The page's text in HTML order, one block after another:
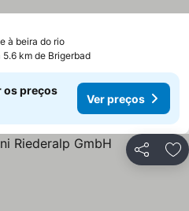
à beira do rioVer preços
5.6 km de Brigerbad
os preços
Ver preços
Partilhar